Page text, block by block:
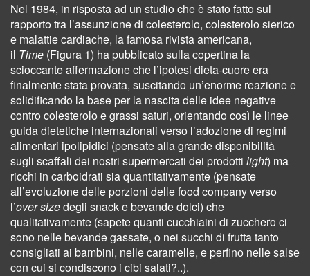
Nel 1984, in risposta ad un studio che è stato fatto sul
rapporto tra l’assunzione di colesterolo, colesterolo sierico
e malattie cardiache, la famosa rivista americana,
il Time (Figura 1) ha pubblicato sulla copertina la
scioccante affermazione che l’ipotesi dieta-cuore era
finalmente stata provata, suscitando un’enorme reazione e
solidificando la base per la nascita delle idee negative
contro colesterolo e grassi saturi, orientando così le linee
guida dietetiche internazionali verso l’adozione di regimi
alimentari ipolipidici (pensate alla grande disponibilità
sugli scaffali dei nostri supermercati dei prodotti light) ma
ricchi in carboidrati sia quantitativamente (pensate
all’evoluzione delle porzioni delle food company verso
l’over sizedegli snack e bevande dolci) che
qualitativamente (sapete quanti cucchiaini di zucchero ci
sono nelle bevande gassate, o nei succhi di frutta tanto
consigliati ai bambini, nelle caramelle, e perfino nelle salse
con cui si condiscono i cibi salati?..).